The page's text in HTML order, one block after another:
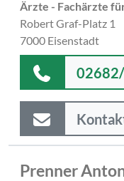
Ärzte - Fachärzte
Robert Graf-Platz 1
7000 Eisenstadt
Prenner